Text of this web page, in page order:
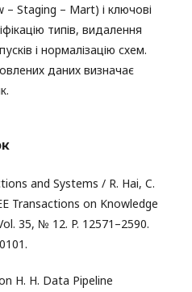
Staging – Mart) і ключові
типів, видалення
і нормалізацію схем.
даних визначає
and Systems / R. Hai, C.
Transactions on Knowledge
35, № 12. P. 12571–2590.
H. H. Data Pipeline